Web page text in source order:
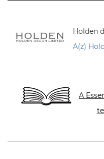
Holden
A(z)
A